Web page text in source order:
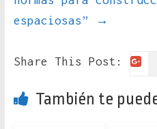
espaciosas”
→
Share This Post:
También te